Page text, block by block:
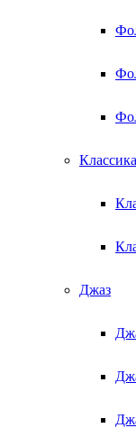
Классика
Джаз